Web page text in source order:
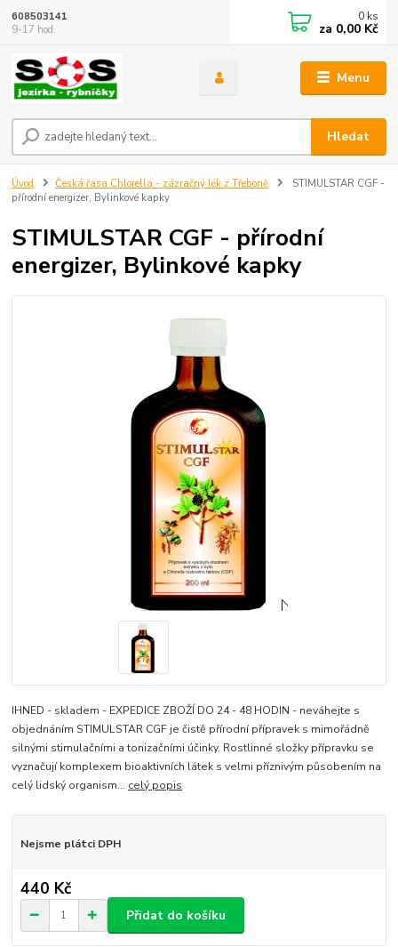
Menu
Hledat
608503141
9-17 hod.
0 ks
za 0,00 Kč
Úvod Česká řasa Chlorella - zázračný lék z Třeboně
STIMULSTAR CGF -
přírodní energizer, Bylinkové kapky
STIMULSTAR CGF - přírodní
energizer, Bylinkové kapky
IHNED - skladem - EXPEDICE ZBOŽÍ DO 24 - 48 HODIN - neváhejte s
objednáním STIMULSTAR CGF je čistě přírodní přípravek s mimořádně
silnými stimulačními a tonizačními účinky. Rostlinné složky přípravku se
vyznačují komplexem bioaktivních látek s velmi příznivým působením na
celý lidský organism... celý popis
Nejsme plátci DPH
440 Kč
Přidat do košíku